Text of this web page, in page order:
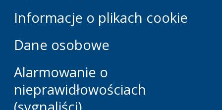
Informacje o plikach cookie
Dane osobowe
Alarmowanie o
nieprawidłowościach